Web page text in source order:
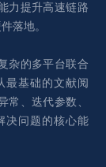
力提升高速链路
落地。
杂的多平台联合
最基础的文献阅
常、迭代参数、
决问题的核心能